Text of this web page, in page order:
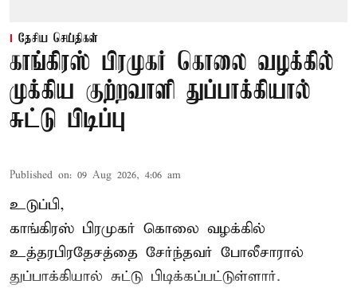
தேசிய செய்திகள்
காங்கிரஸ் பிரமுகர் கொலை வழக்கில்
முக்கிய குற்றவாளி துப்பாக்கியால்
சுட்டு பிடிப்பு
Published on: 09 Aug 2026, 4:06 am
உடுப்பி,
காங்கிரஸ் பிரமுகர் கொலை வழக்கில்
உத்தரபிரதேசத்தை சேர்ந்தவர் போலீசாரால்
துப்பாக்கியால் சுட்டு பிடிக்கப்பட்டுள்ளார்.